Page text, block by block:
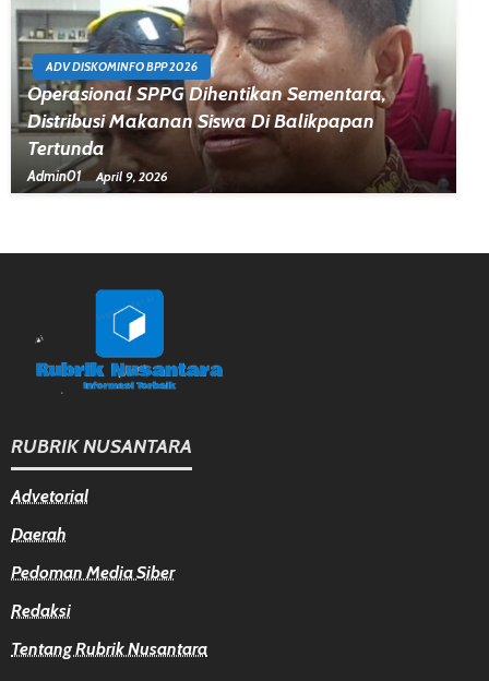
ADV DISKOMINFO BPP 2026
Operasional SPPG Dihentikan Sementara,
Distribusi Makanan Siswa Di Balikpapan
Tertunda
Admin01 April 9, 2026
RUBRIK NUSANTARA
Advetorial
Daerah
Pedoman Media Siber
Redaksi
Tentang Rubrik Nusantara